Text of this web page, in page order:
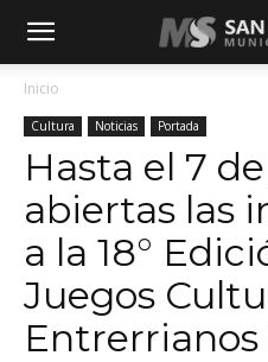
Inicio
Cultura Noticias Portada
Hasta el 7
abiertas las
a la 18°
Juegos
Entrerrianos